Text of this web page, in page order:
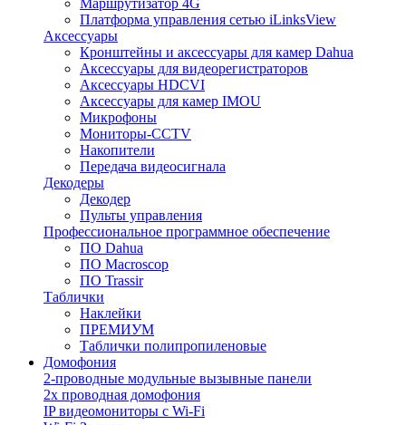
Маршрутизатор 4G
Платформа управления сетью iLinksView
Аксессуары
Кронштейны и аксессуары для камер Dahua
Аксессуары для видеорегистраторов
Аксессуары HDCVI
Аксессуары для камер IMOU
Микрофоны
Мониторы-CCTV
Накопители
Передача видеосигнала
Декодеры
Декодер
Пульты управления
Профессиональное программное обеспечение
ПО Dahua
ПО Macroscop
ПО Trassir
Таблички
Наклейки
ПРЕМИУМ
Таблички полипропиленовые
Домофония
2-проводные модульные вызывные панели
2х проводная домофония
IP видеомониторы с Wi-Fi